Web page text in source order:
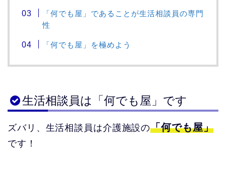
「何でも屋」であることが生活相談員の専門
性
「何でも屋」を極めよう
生活相談員は「何でも屋」です
ズバリ、生活相談員は介護施設の「何でも屋」
です！